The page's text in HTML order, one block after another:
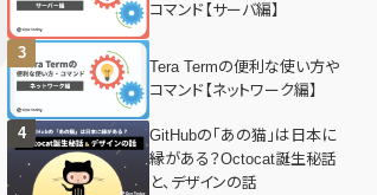
コマンド【サーバ編】
Tera Termの便利な使い方や
コマンド【ネットワーク編】
GitHubの「あの猫」は日本に
縁がある？Octocat誕生秘話
と、デザインの話